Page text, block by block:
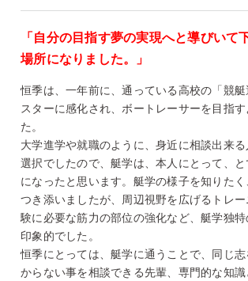
「自分の目指す夢の実現へと導びいて
場所になりました。」
恒季は、一年前に、通っている高校の「競
スターに感化され、ボートレーサーを目指
た。
大学進学や就職のように、身近に相談出来
選択でしたので、艇学は、本人にとって、
になったと思います。艇学の様子を知りた
つき添いましたが、周辺視野を広げるトレ
験に必要な筋力の部位の強化など、艇学独
印象的でした。
恒季にとっては、艇学に通うことで、同じ
からない事を相談できる先輩、専門的な知